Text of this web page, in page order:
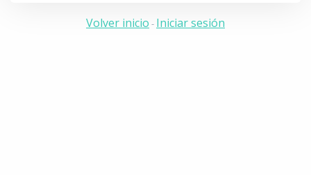
Volver inicio - Iniciar sesión